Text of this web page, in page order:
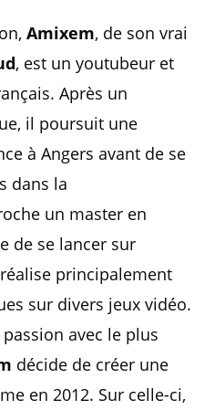
Amixem, de son vrai
, est un youtubeur et
Après un
il poursuit une
à Angers avant de se
dans la
un master en
de se lancer sur
principalement
sur divers jeux vidéo.
avec le plus
décide de créer une
en 2012. Sur celle-ci,